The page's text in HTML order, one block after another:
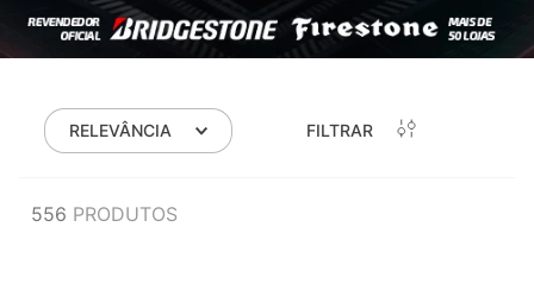
RELEVÂNCIA FILTRAR
556 PRODUTOS